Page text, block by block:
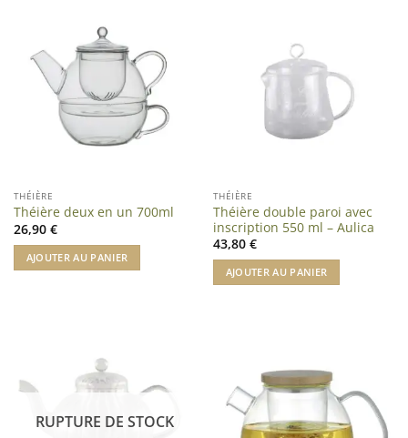
THÉIÈRE
Théière deux en un 700ml
26,90 €
AJOUTER AU PANIER
THÉIÈRE
Théière double paroi avec
inscription 550 ml – Aulica
43,80 €
AJOUTER AU PANIER
RUPTURE DE STOCK